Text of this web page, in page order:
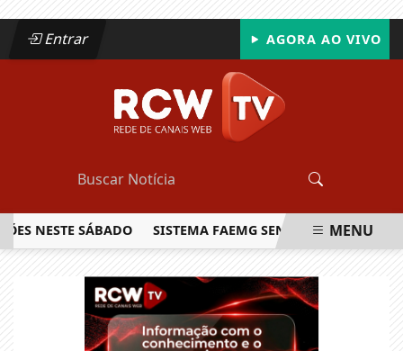
Entrar AGORA AO VIVO
SÁBADO SISTEMA FAEMG SENAR LANÇA O PRIMEIRO
MENU